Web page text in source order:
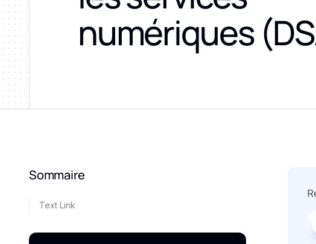
numériques
Sommaire
Text Link